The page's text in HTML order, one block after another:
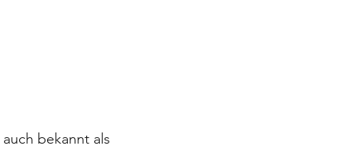
bekannt als